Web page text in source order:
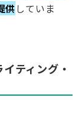
供していま
ティング・